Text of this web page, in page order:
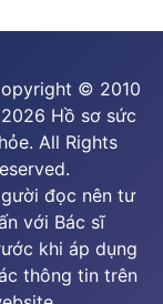
© 2010
Hồ sơ sức
All Rights
đọc nên tư
với Bác sĩ
khi áp dụng
thông tin trên